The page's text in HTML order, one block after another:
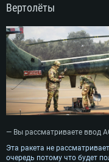
Для PC
Минимальные
ОС: Windows 10 (64 bit)
Минимальные
Операционная система:
Минимальные
Операционная система:
Вертолёты
— Вы рассматриваете ввод
Эта ракета не
очередь потому что будет